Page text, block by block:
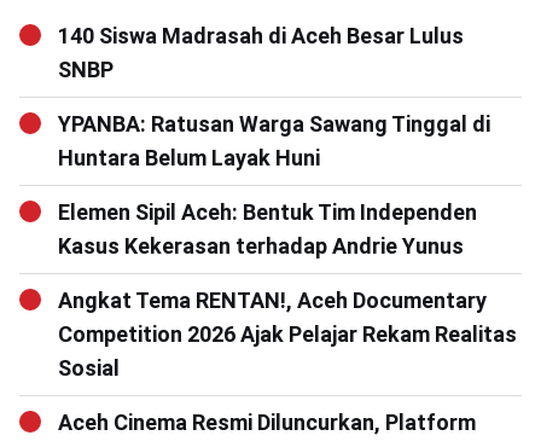
140 Siswa Madrasah di Aceh Besar Lulus
SNBP
YPANBA: Ratusan Warga Sawang Tinggal di
Huntara Belum Layak Huni
Elemen Sipil Aceh: Bentuk Tim Independen
Kasus Kekerasan terhadap Andrie Yunus
Angkat Tema RENTAN!, Aceh Documentary
Competition 2026 Ajak Pelajar Rekam Realitas
Sosial
Aceh Cinema Resmi Diluncurkan, Platform